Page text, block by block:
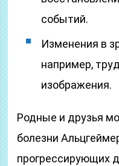
событий.
Изменения в
например,
изображения.
Родные и друзья
болезни
прогрессирующих